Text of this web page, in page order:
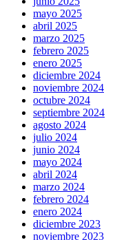
mayo 2025
abril 2025
marzo 2025
febrero 2025
enero 2025
diciembre 2024
noviembre 2024
octubre 2024
septiembre 2024
agosto 2024
julio 2024
junio 2024
mayo 2024
abril 2024
marzo 2024
febrero 2024
enero 2024
diciembre 2023
noviembre 2023